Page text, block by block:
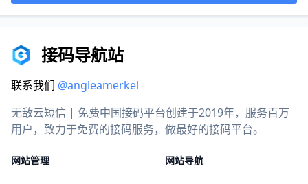
接码导航站
联系我们 @angleamerkel
无敌云短信 | 免费中国接码平台创建于2019年，服务百万
用户，致力于免费的接码服务，做最好的接码平台。
网站管理 网站导航